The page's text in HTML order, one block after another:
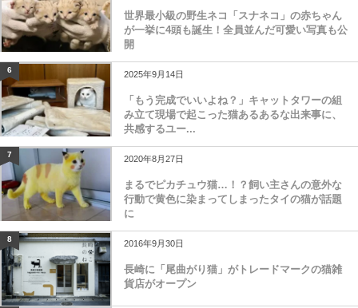
世界最小級の野生ネコ「スナネコ」の赤ちゃん
が一挙に4頭も誕生！全員並んだ可愛い写真も公
開
6 2025年9月14日
「もう完成でいいよね？」キャットタワーの組
み立て現場で起こった猫あるあるな出来事に、
共感するユー...
7 2020年8月27日
まるでピカチュウ猫…！？飼い主さんの意外な
行動で黄色に染まってしまったタイの猫が話題
に
8 2016年9月30日
長崎に「尾曲がり猫」がトレードマークの猫雑
貨店がオープン